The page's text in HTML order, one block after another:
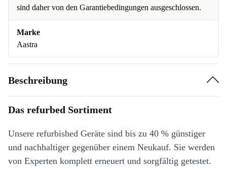
sind daher von den Garantiebedingungen ausgeschlossen.
Marke
Aastra
Beschreibung
Das refurbed Sortiment
Unsere refurbished Geräte sind bis zu 40 % günstiger
und nachhaltiger gegenüber einem Neukauf. Sie werden
von Experten komplett erneuert und sorgfältig getestet.